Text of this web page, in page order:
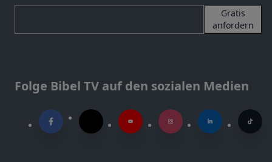
Gratis
anfordern
Folge Bibel TV auf den sozialen Medien